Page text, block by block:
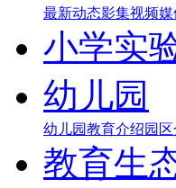
最新动态影集视频媒
小学实
幼儿园
幼儿园教育介绍园
教育生